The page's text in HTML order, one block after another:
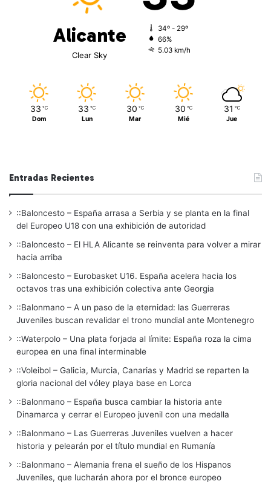
Alicante
Clear Sky
34º - 29º
66%
5.03 km/h
33 ℃
Dom
33 ℃
Lun
30 ℃
Mar
30 ℃
Mié
31 ℃
Jue
Entradas Recientes
::Baloncesto – España arrasa a Serbia y se planta en la final
del Europeo U18 con una exhibición de autoridad
::Baloncesto – El HLA Alicante se reinventa para volver a mirar
hacia arriba
::Baloncesto – Eurobasket U16. España acelera hacia los
octavos tras una exhibición colectiva ante Georgia
::Balonmano – A un paso de la eternidad: las Guerreras
Juveniles buscan revalidar el trono mundial ante Montenegro
::Waterpolo – Una plata forjada al límite: España roza la cima
europea en una final interminable
::Voleibol – Galicia, Murcia, Canarias y Madrid se reparten la
gloria nacional del vóley playa base en Lorca
::Balonmano – España busca cambiar la historia ante
Dinamarca y cerrar el Europeo juvenil con una medalla
::Balonmano – Las Guerreras Juveniles vuelven a hacer
historia y pelearán por el título mundial en Rumanía
::Balonmano – Alemania frena el sueño de los Hispanos
Juveniles, que lucharán ahora por el bronce europeo